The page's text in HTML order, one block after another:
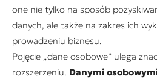
one nie tylko na sposób
danych, ale także na zakres ich
prowadzeniu biznesu.
Pojęcie „dane osobowe” ulega
rozszerzeniu. Danymi